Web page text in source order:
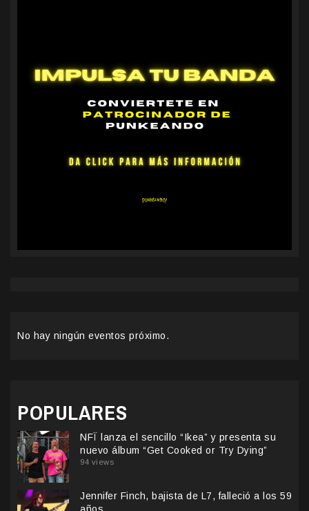
No hay ningún eventos próximo.
POPULARES
NFÏ lanza el sencillo “Ikea” y presenta su
nuevo álbum “Get Cooked or Try Dying”
94 views
Jennifer Finch, bajista de L7, falleció a los 59